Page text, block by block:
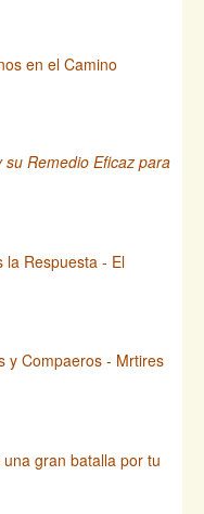
en el Camino
Remedio Eficaz para
la Respuesta - El
y Compaeros - Mrtires
gran batalla por tu